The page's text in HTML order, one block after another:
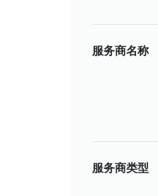
服务商名称
服务商类型